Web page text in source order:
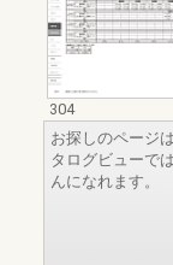
304
お探しのページ
タログビューで
んになれます。